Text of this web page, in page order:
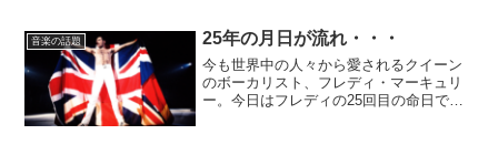
音楽の話題 25年の月日が流れ・・・
今も世界中の人々から愛されるクイーン
のボーカリスト、フレディ・マーキュリ
ー。今日はフレディの25回目の命日で